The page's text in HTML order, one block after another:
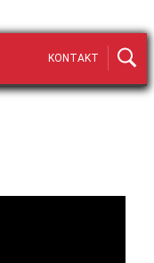
KONTAKT